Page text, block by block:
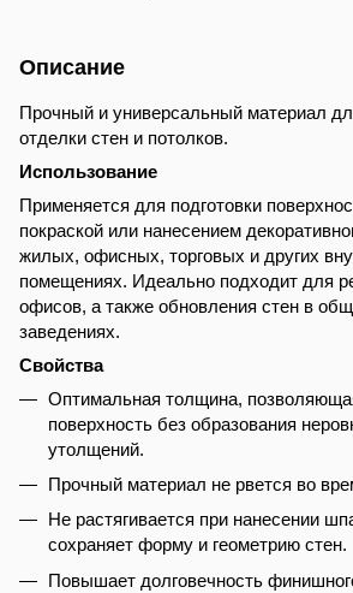
Описание
Прочный и универсальный материал
отделки стен и потолков.
Использование
Применяется для подготовки
покраской или нанесением
жилых, офисных, торговых и других
помещениях. Идеально подходит для
офисов, а также обновления стен в
заведениях.
Свойства
Оптимальная толщина,
поверхность без образования
утолщений.
Прочный материал не рвется во
Не растягивается при нанесении
сохраняет форму и геометрию стен.
Повышает долговечность